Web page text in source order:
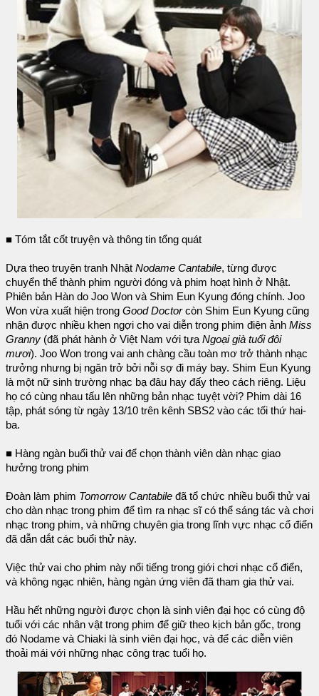
■ Tóm tắt cốt truyện và thông tin tổng quát
Dựa theo truyện tranh Nhật Nodame Cantabile, từng được
chuyển thể thành phim người đóng và phim hoạt hình ở Nhật.
Phiên bản Hàn do Joo Won và Shim Eun Kyung đóng chính. Joo
Won vừa xuất hiện trong Good Doctorcòn Shim Eun Kyung cũng
nhận được nhiều khen ngợi cho vai diễn trong phim điện ảnh Miss
Granny (đã phát hành ở Việt Nam với tựa Ngoại già tuổi đôi
mươi). Joo Won trong vai anh chàng cầu toàn mơ trở thành nhạc
trưởng nhưng bị ngăn trở bởi nỗi sợ đi máy bay. Shim Eun Kyung
là một nữ sinh trường nhạc bạ đâu hay đấy theo cách riêng. Liệu
họ có cùng nhau tấu lên những bản nhạc tuyệt vời? Phim dài 16
tập, phát sóng từ ngày 13/10 trên kênh SBS2 vào các tối thứ hai-
ba.
■ Hàng ngàn buổi thử vai để chọn thành viên dàn nhạc giao
hưởng trong phim
Đoàn làm phim Tomorrow Cantabile đã tổ chức nhiều buổi thử vai
cho dàn nhạc trong phim để tìm ra nhạc sĩ có thể sáng tác và chơi
nhạc trong phim, và những chuyên gia trong lĩnh vực nhạc cổ điển
đã dẫn dắt các buổi thử này.
Việc thử vai cho phim này nổi tiếng trong giới chơi nhạc cổ điển,
và không ngạc nhiên, hàng ngàn ứng viên đã tham gia thử vai.
Hầu hết những người được chọn là sinh viên đại học có cùng độ
tuổi với các nhân vật trong phim để giữ theo kịch bản gốc, trong
đó Nodame và Chiaki là sinh viên đại học, và để các diễn viên
thoải mái với những nhạc công trạc tuổi họ.